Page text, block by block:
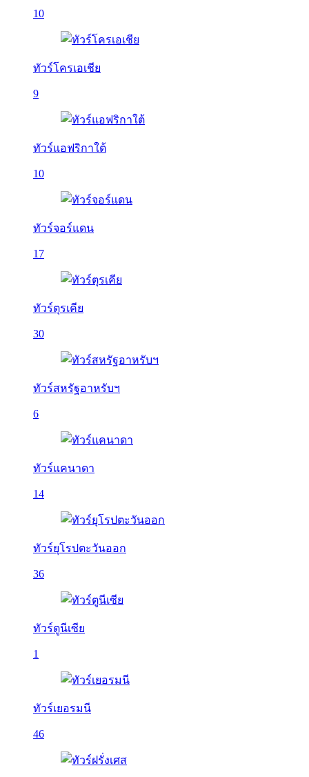
10
ทัวร์โครเอเชีย
9
ทัวร์แอฟริกาใต้
10
ทัวร์จอร์แดน
17
ทัวร์ตุรเคีย
30
ทัวร์สหรัฐอาหรับฯ
6
ทัวร์แคนาดา
14
ทัวร์ยุโรปตะวันออก
36
ทัวร์ตูนีเซีย
1
ทัวร์เยอรมนี
46